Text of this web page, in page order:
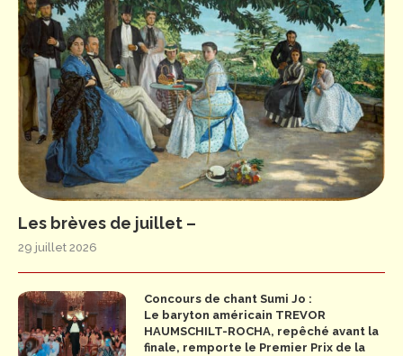
Les brèves de juillet –
29 juillet 2026
Concours de chant Sumi Jo :
Le baryton américain TREVOR
HAUMSCHILT-ROCHA, repêché avant la
finale, remporte le Premier Prix de la